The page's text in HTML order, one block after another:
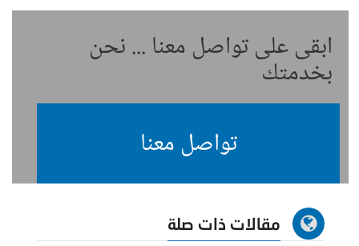
ابقى على تواصل معنا ... نحن
بخدمتك
تواصل معنا
مقالات ذات صلة